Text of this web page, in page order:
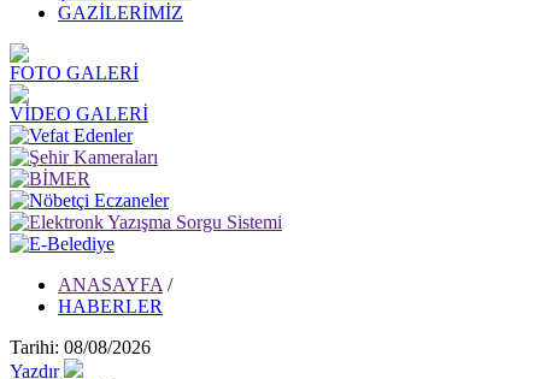
GAZİLERİMİZ
FOTO GALERİ
VİDEO GALERİ
ANASAYFA /
HABERLER
Tarihi: 08/08/2026
Yazdır